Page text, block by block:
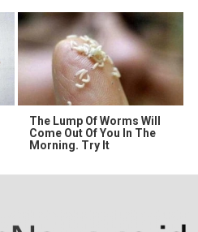
The Lump Of Worms Will
Come Out Of You In The
Morning. Try It